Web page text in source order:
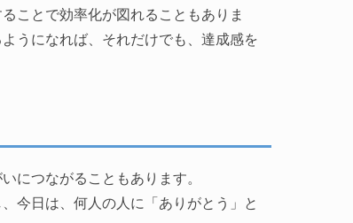
ことで効率化が図れることもありま
うになれば、それだけでも、達成感を
につながることもあります。
今日は、何人の人に「ありがとう」と